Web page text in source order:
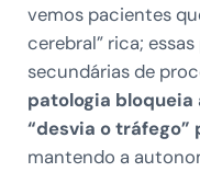
vemos pacientes
cerebral” rica;
secundárias de
patologia
“desvia o
mantendo a